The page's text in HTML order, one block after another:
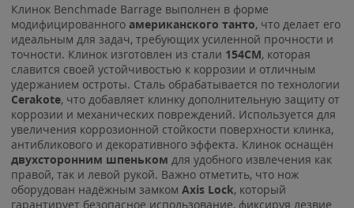
Клинок Benchmade Barrage выполнен в форме
модифицированного американского танто, что делает его
идеальным для задач, требующих усиленной прочности и
точности. Клинок изготовлен из стали 154CM, которая
славится своей устойчивостью к коррозии и отличным
удержанием остроты. Сталь обрабатывается по технологии
Cerakote, что добавляет клинку дополнительную защиту от
коррозии и механических повреждений. Используется для
увеличения коррозионной стойкости поверхности клинка,
антибликового и декоративного эффекта. Клинок оснащён
двухсторонним шпеньком для удобного извлечения как
правой, так и левой рукой. Важно отметить, что нож
оборудован надёжным замком Axis Lock, который
гарантирует безопасное использование, фиксируя лезвие